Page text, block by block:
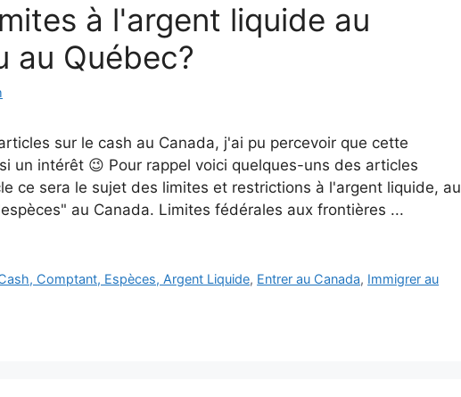
à l'argent liquide au
au Québec?
sur le cash au Canada, j'ai pu percevoir que cette
un intérêt 😉 Pour rappel voici quelques-uns des articles
ce sera le sujet des limites et restrictions à l'argent liquide, au
au Canada. Limites fédérales aux frontières ...
Comptant, Espèces, Argent Liquide, Entrer au Canada, Immigrer au